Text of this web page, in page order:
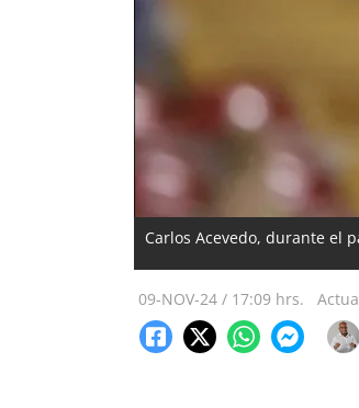
Carlos Acevedo, durante el
09-NOV-24 / 17:09 hrs.